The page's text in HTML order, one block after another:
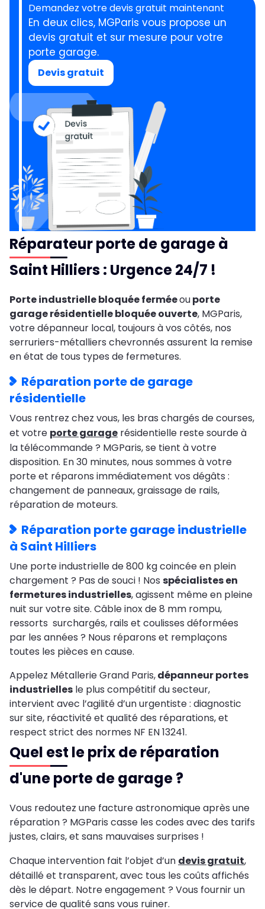
Demandez votre devis gratuit maintenant
En deux clics, MGParis vous propose un
devis gratuit et sur mesure pour votre
porte garage.
Devis gratuit
Réparateur porte de garage à
Saint Hilliers : Urgence 24/7 !
Porte industrielle bloquée ferméeouporte
garage résidentielle bloquée ouverte, MGParis,
votre dépanneur local, toujours à vos côtés, nos
serruriers-métalliers chevronnés assurent la remise
en état de tous types de fermetures.
Réparation porte de garage
résidentielle
Vous rentrez chez vous, les bras chargés de courses,
et votre porte garage résidentielle reste sourde à
la télécommande ? MGParis, se tient à votre
disposition. En 30 minutes, nous sommes à votre
porte et réparons immédiatement vos dégâts :
changement de panneaux, graissage de rails,
réparation de moteurs.
Réparation porte garage industrielle
à Saint Hilliers
Une porte industrielle de 800 kg coincée en plein
chargement ? Pas de souci ! Nos spécialistes en
fermetures industrielles, agissent même en pleine
nuit sur votre site. Câble inox de 8 mm rompu,
ressorts surchargés, rails et coulisses déformées
par les années ? Nous réparons et remplaçons
toutes les pièces en cause.
Appelez Métallerie Grand Paris,dépanneur portes
industrielles le plus compétitif du secteur,
intervient avec l’agilité d’un urgentiste : diagnostic
sur site, réactivité et qualité des réparations, et
respect strict des normes NF EN 13241.
Quel est le prix de réparation
d'une porte de garage ?
Vous redoutez une facture astronomique après une
réparation ? MGParis casse les codes avec des tarifs
justes, clairs, et sans mauvaises surprises !
Chaque intervention fait l’objet d’un devis gratuit,
détaillé et transparent, avec tous les coûts affichés
dès le départ. Notre engagement ? Vous fournir un
service de qualité sans vous ruiner.